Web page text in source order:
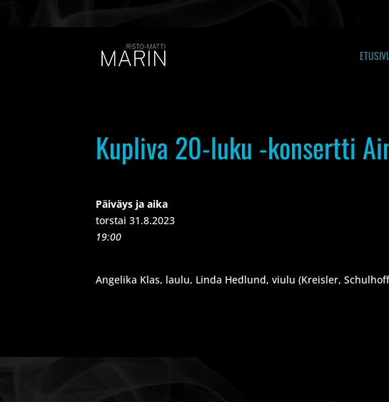
Kupliva 20-luku -konsertti
Päiväys ja aika
torstai 31.8.2023
19:00
Angelika Klas, laulu, Linda Hedlund, viulu (Kreisler,